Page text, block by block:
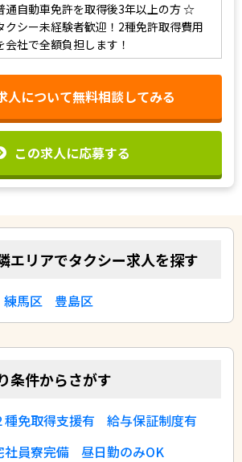
通自動車免許を取得後3年以上の方☆
クシー未経験者歓迎！2種免許取得費用
会社で全額負担します！
人について無料相談してみる
この求人に応募する
エリアでタクシー求人を探す
練馬区 豊島区
条件からさがす
種免取得支援有
給与保証制度有
社員寮完備
昼日勤のみOK